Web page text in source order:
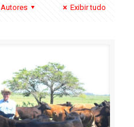
Autores Exibir tudo